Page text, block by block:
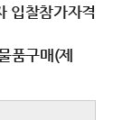
입찰참가자격
품구매(제